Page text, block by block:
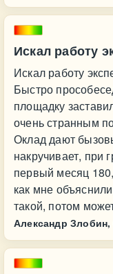
Искал работу
Искал работу
Быстро
площадку
очень странным
Оклад дают
накручивает, при
первый месяц
как мне
такой, потом
Александр Злобин,